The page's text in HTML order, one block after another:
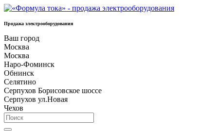
Продажа электрооборудования
Ваш город
Москва
Москва
Наро-Фоминск
Обнинск
Селятино
Серпухов Борисовское шоссе
Серпухов ул.Новая
Чехов